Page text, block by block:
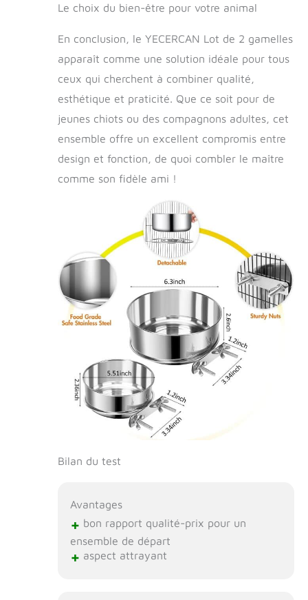
Le choix du bien-être pour votre animal
En conclusion, le YECERCAN Lot de 2 gamelles
apparaît comme une solution idéale pour tous
ceux qui cherchent à combiner qualité,
esthétique et praticité. Que ce soit pour de
jeunes chiots ou des compagnons adultes, cet
ensemble offre un excellent compromis entre
design et fonction, de quoi combler le maître
comme son fidèle ami !
Bilan du test
Avantages
+ bon rapport qualité-prix pour un
ensemble de départ
+ aspect attrayant